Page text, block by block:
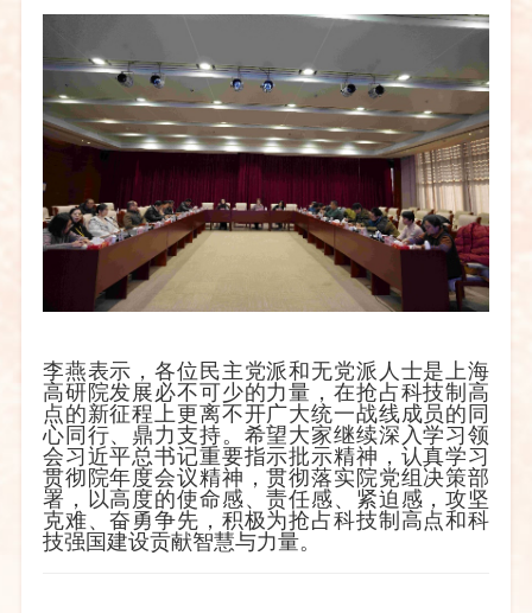
李燕表示，各位民主党派和无党派人士是上海
高研院发展必不可少的力量，在抢占科技制高
点的新征程上更离不开广大统一战线成员的同
心同行、鼎力支持。希望大家继续深入学习领
会习近平总书记重要指示批示精神，认真学习
贯彻院年度会议精神，贯彻落实院党组决策部
署，以高度的使命感、责任感、紧迫感，攻坚
克难、奋勇争先，积极为抢占科技制高点和科
技强国建设贡献智慧与力量。